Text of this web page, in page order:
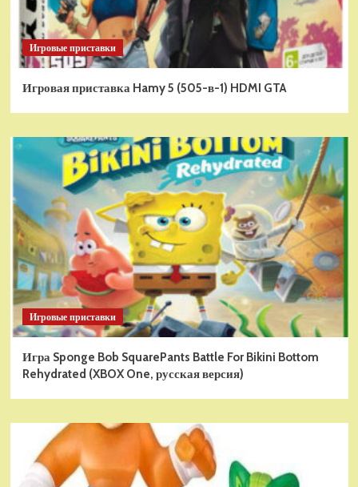
Игровые приставки
Игровая приставка Hamy 5 (505-в-1) HDMI GTA
Игровые приставки
Игра Sponge Bob SquarePants Battle For Bikini Bottom
Rehydrated (XBOX One, русская версия)